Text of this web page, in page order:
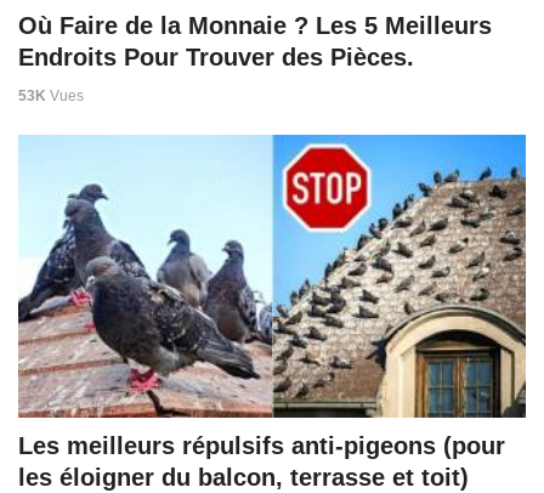
Où Faire de la Monnaie ? Les 5 Meilleurs
Endroits Pour Trouver des Pièces.
53K Vues
Les meilleurs répulsifs anti-pigeons (pour
les éloigner du balcon, terrasse et toit)